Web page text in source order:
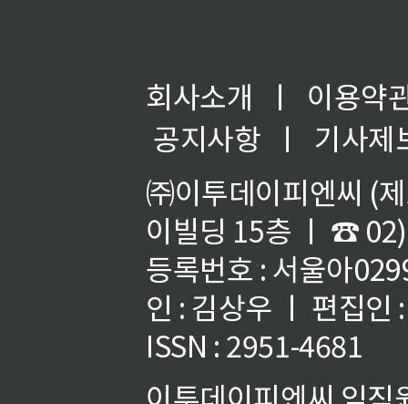
회사소개 ㅣ
이용약
공지사항
ㅣ
기사제
㈜이투데이피엔씨 (
이빌딩 15층 ㅣ ☎
등록번호 : 서울아
인 : 김상우 ㅣ 편집인
ISSN : 2951-4681